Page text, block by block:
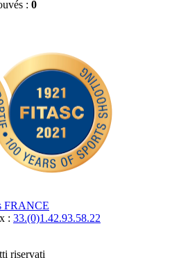
: 0
FRANCE
: 33.(0)1.42.93.58.22
riservati